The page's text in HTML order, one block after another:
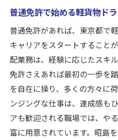
普通免許で始める軽貨物ド
普通免許があれば、東京都で
キャリアをスタートすること
配業務は、経験に応じたスキ
免許さえあれば最初の一歩を
を自在に操り、多くの方々に
ンジングな仕事は、達成感も
アも歓迎される職場では、や
富に用意されています。昭島